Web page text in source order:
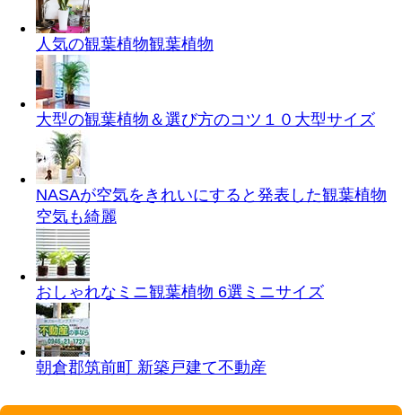
人気の観葉植物観葉植物
大型の観葉植物＆選び方のコツ１０ 大型サイズ
NASAが空気をきれいにすると発表した観葉植物
空気も綺麗
おしゃれなミニ観葉植物 6選 ミニサイズ
朝倉郡筑前町 新築戸建て不動産